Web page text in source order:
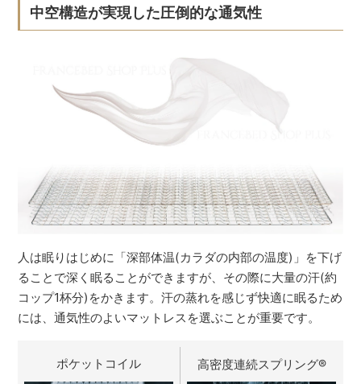
中空構造が実現した圧倒的な通気性
人は眠りはじめに「深部体温(カラダの内部の温度)」を下げ
ることで深く眠ることができますが、その際に大量の汗(約
コップ1杯分)をかきます。汗の蒸れを感じず快適に眠るため
には、通気性のよいマットレスを選ぶことが重要です。
ポケットコイル 高密度連続スプリング®